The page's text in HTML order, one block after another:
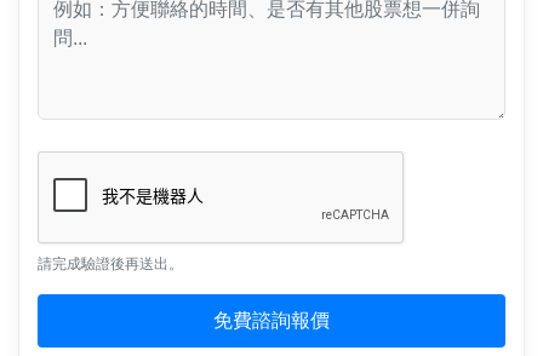
請完成驗證後再送出。
免費諮詢報價